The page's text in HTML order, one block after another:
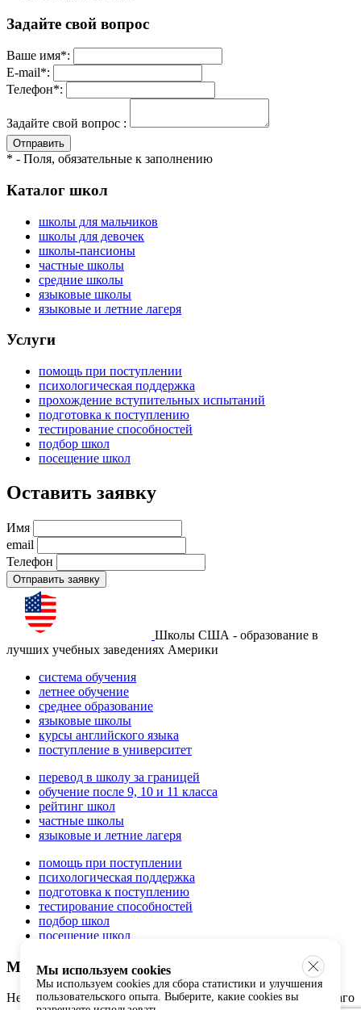
Задайте свой вопрос
Ваше имя*:
E-mail*:
Телефон*:
Задайте свой вопрос :
Отправить
* - Поля, обязательные к заполнению
Каталог школ
школы для мальчиков
школы для девочек
школы-пансионы
частные школы
средние школы
языковые школы
языковые и летние лагеря
Услуги
помощь при поступлении
психологическая поддержка
прохождение вступительных испытаний
подготовка к поступлению
тестирование способностей
подбор школ
посещение школ
Оставить заявку
Имя
email
Телефон
Отправить заявку
Школы США - образование в
лучших учебных заведениях Америки
система обучения
летнее обучение
среднее образование
языковые школы
курсы английского языка
поступление в университет
перевод в школу за границей
обучение после 9, 10 и 11 класса
рейтинг школ
частные школы
языковые и летние лагеря
помощь при поступлении
психологическая поддержка
подготовка к поступлению
тестирование способностей
подбор школ
посещение школ
Мнение экспертов
Не нужно доказывать, что образование — самое великое благо
Мы используем cookies
Мы используем cookies для сбора статистики и улучшения
пользовательского опыта. Выберите, какие cookies вы